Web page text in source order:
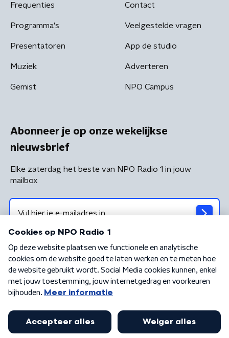
Frequenties
Programma's
Presentatoren
Muziek
Gemist
Contact
Veelgestelde vragen
App de studio
Adverteren
NPO Campus
Abonneer je op onze wekelijkse
nieuwsbrief
Elke zaterdag het beste van NPO Radio 1 in jouw
mailbox
Algemene voorwaarden